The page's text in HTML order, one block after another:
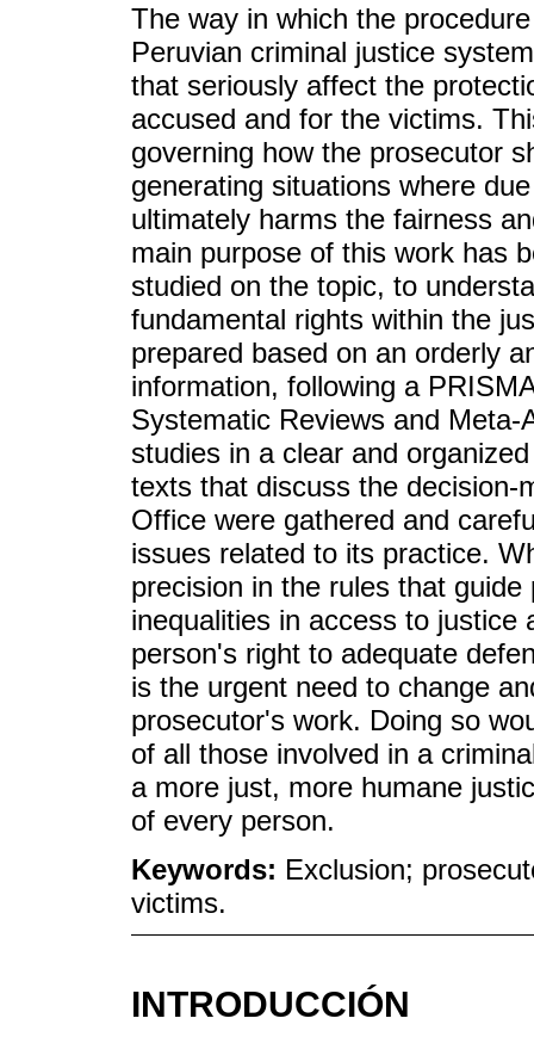
The way in which the
Peruvian criminal justice
that seriously affect the
accused and for the victims.
governing how the prosecutor
generating situations where
ultimately harms the fairness
main purpose of this work has
studied on the topic, to
fundamental rights within the
prepared based on an orderly
information, following a
Systematic Reviews and
studies in a clear and
texts that discuss the decision-
Office were gathered and
issues related to its practice.
precision in the rules that
inequalities in access to justice
person's right to adequate
is the urgent need to change
prosecutor's work. Doing so
of all those involved in a
a more just, more humane
of every person.
Keywords: Exclusion;
victims.
INTRODUCCIÓN